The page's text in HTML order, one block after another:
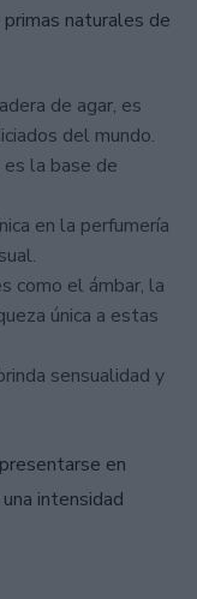
naturales de
de agar, es
del mundo.
la base de
en la perfumería
como el ámbar, la
única a estas
sensualidad y
en
intensidad